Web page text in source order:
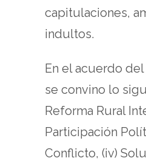
capitulaciones,
indultos.
En el acuerdo
se convino lo
Reforma Rural
Participación
Conflicto, (iv)